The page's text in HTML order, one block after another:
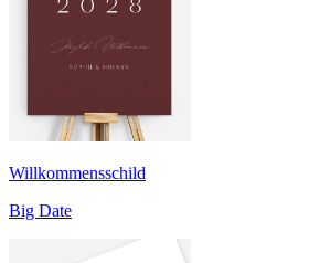
Willkommensschild
Big Date